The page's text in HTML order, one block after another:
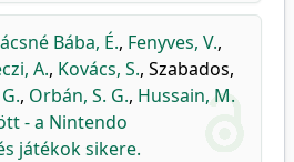
Bába, É., Fenyves, V.,
A., Kovács, S., Szabados,
, Orbán, S. G., Hussain, M.
- a Nintendo
játékok sikere.